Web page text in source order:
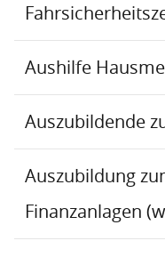
Aushilfe
Auszubildende
Auszubildung
Finanzanlagen